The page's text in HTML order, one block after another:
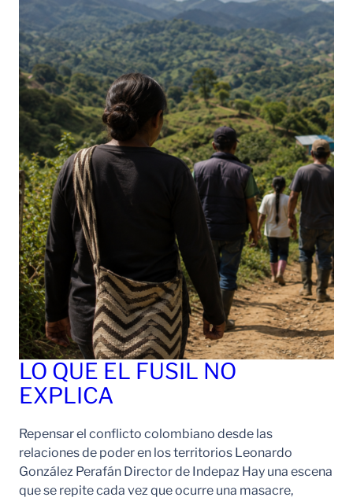
LO QUE EL FUSIL NO
EXPLICA
Repensar el conflicto colombiano desde las
relaciones de poder en los territorios Leonardo
González Perafán Director de Indepaz Hay una escena
que se repite cada vez que ocurre una masacre,